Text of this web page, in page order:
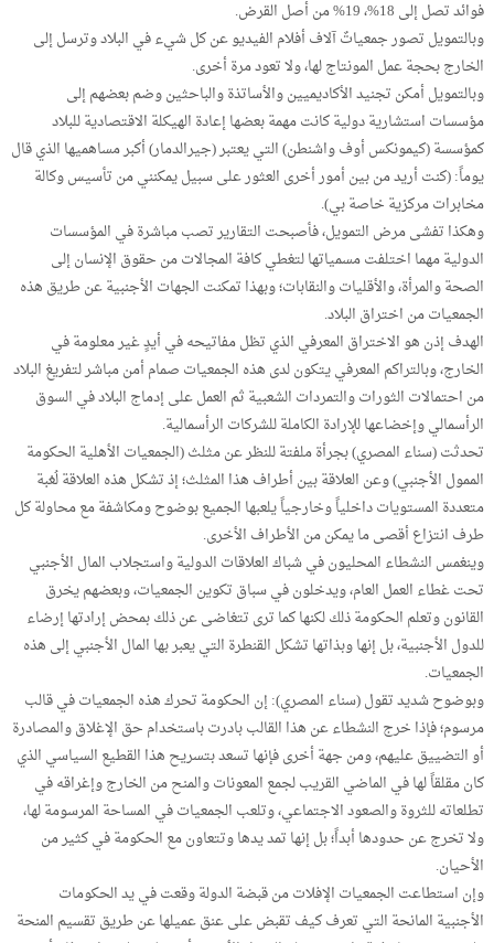
فوائد تصل إلى 18%، 19% من أصل القرض.
وبالتمويل تصور جمعياتٌ آلاف أفلام الفيديو عن كل شيء في البلاد وترسل إلى
الخارج بحجة عمل المونتاج لها، ولا تعود مرة أخرى.
وبالتمويل أمكن تجنيد الأكاديميين والأساتذة والباحثين وضم بعضهم إلى
مؤسسات استشارية دولية كانت مهمة بعضها إعادة الهيكلة الاقتصادية للبلاد
كمؤسسة (كيمونكس أوف واشنطن) التي يعتبر (جيرالدمار) أكبر مساهميها الذي قال
يوماً: (كنت أريد من بين أمور أخرى العثور على سبيل يمكنني من تأسيس وكالة
مخابرات مركزية خاصة بي).
وهكذا تفشى مرض التمويل، فأصبحت التقارير تصب مباشرة في المؤسسات
الدولية مهما اختلفت مسمياتها لتغطي كافة المجالات من حقوق الإنسان إلى
الصحة والمرأة، والأقليات والنقابات؛ وبهذا تمكنت الجهات الأجنبية عن طريق هذه
الجمعيات من اختراق البلاد.
الهدف إذن هو الاختراق المعرفي الذي تظل مفاتيحه في أيدٍ غير معلومة في
الخارج، وبالتراكم المعرفي يتكون لدى هذه الجمعيات صمام أمن مباشر لتفريغ البلاد
من احتمالات الثورات والتمردات الشعبية ثم العمل على إدماج البلاد في السوق
الرأسمالي وإخضاعها للإرادة الكاملة للشركات الرأسمالية.
تحدثت (سناء المصري) بجرأة ملفتة للنظر عن مثلث (الجمعيات الأهلية الحكومة
الممول الأجنبي) وعن العلاقة بين أطراف هذا المثلث؛ إذ تشكل هذه العلاقة لُعْبة
متعددة المستويات داخلياً وخارجياً يلعبها الجميع بوضوح ومكاشفة مع محاولة كل
طرف انتزاع أقصى ما يمكن من الأطراف الأخرى.
وينغمس النشطاء المحليون في شباك العلاقات الدولية واستجلاب المال الأجنبي
تحت غطاء العمل العام، ويدخلون في سباق تكوين الجمعيات، وبعضهم يخرق
القانون وتعلم الحكومة ذلك لكنها كما ترى تتغاضى عن ذلك بمحض إرادتها إرضاء
للدول الأجنبية، بل إنها وبذاتها تشكل القنطرة التي يعبر بها المال الأجنبي إلى هذه
الجمعيات.
وبوضوح شديد تقول (سناء المصري): إن الحكومة تحرك هذه الجمعيات في قالب
مرسوم؛ فإذا خرج النشطاء عن هذا القالب بادرت باستخدام حق الإغلاق والمصادرة
أو التضييق عليهم، ومن جهة أخرى فإنها تسعد بتسريح هذا القطيع السياسي الذي
كان مقلقاً لها في الماضي القريب لجمع المعونات والمنح من الخارج وإغراقه في
تطلعاته للثروة والصعود الاجتماعي، وتلعب الجمعيات في المساحة المرسومة لها،
ولا تخرج عن حدودها أبداً؛ بل إنها تمد يدها وتتعاون مع الحكومة في كثير من
الأحيان.
وإن استطاعت الجمعيات الإفلات من قبضة الدولة وقعت في يد الحكومات
الأجنبية المانحة التي تعرف كيف تقبض على عنق عميلها عن طريق تقسيم المنحة